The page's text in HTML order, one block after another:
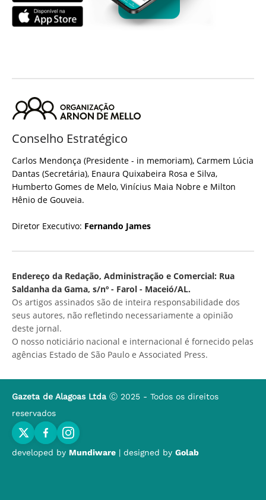
Conselho Estratégico
Carlos Mendonça (Presidente - in memoriam), Carmem Lúcia
Dantas (Secretária), Enaura Quixabeira Rosa e Silva,
Humberto Gomes de Melo, Vinícius Maia Nobre e Milton
Hênio de Gouveia.
Diretor Executivo: Fernando James
Endereço da Redação, Administração e Comercial: Rua
Saldanha da Gama, s/nº - Farol - Maceió/AL.
Os artigos assinados são de inteira responsabilidade dos
seus autores, não refletindo necessariamente a opinião
deste jornal.
O nosso noticiário nacional e internacional é fornecido pelas
agências Estado de São Paulo e Associated Press.
Gazeta de Alagoas Ltda Ⓒ 2025 - Todos os direitos
reservados
developed by Mundiware | designed by Golab